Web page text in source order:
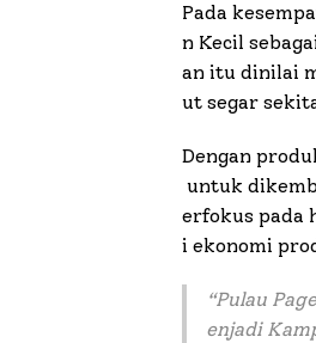
Pada
n Kecil
an itu dinilai
ut segar
Dengan
untuk
erfokus pada
i ekonomi
“Pulau
enjadi